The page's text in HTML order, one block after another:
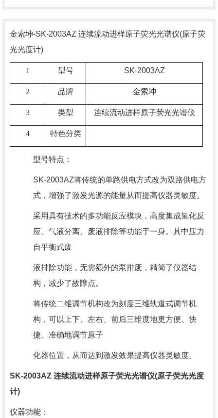
金索坤-SK-2003AZ 连续流动进样原子荧光光谱仪(原子荧
光光度计)
1 型号 SK-2003AZ
2 品牌 金索坤
3 类型 连续流动进样原子荧光光谱仪
4 特色分类
型号特点：
SK-2003AZ将传统的单路供电方式改为双路供电方
式，增强了激发光源的能量从而提高仪器灵敏度。
采用具有技术的多功能反应模块，高度集成氢化反
应、气液分离、废液排除等功能于一身。其中压力
自平衡式废
液排除功能，无需额外的泵排废，精简了仪器结
构，减少了故障点。
将传统二维调节机构改为刻度三维轨道式调节机
构，可以上下、左右、前后三维度地更方便、快
捷、准确地调节原子
化器位置，从而达到激发效果提高仪器灵敏度。
SK-2003AZ 连续流动进样原子荧光光谱仪(原子荧光光度
计)
仪器功能：